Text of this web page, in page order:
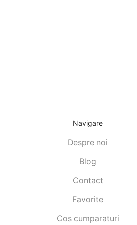
Navigare
Despre noi
Blog
Contact
Favorite
Cos cumparaturi